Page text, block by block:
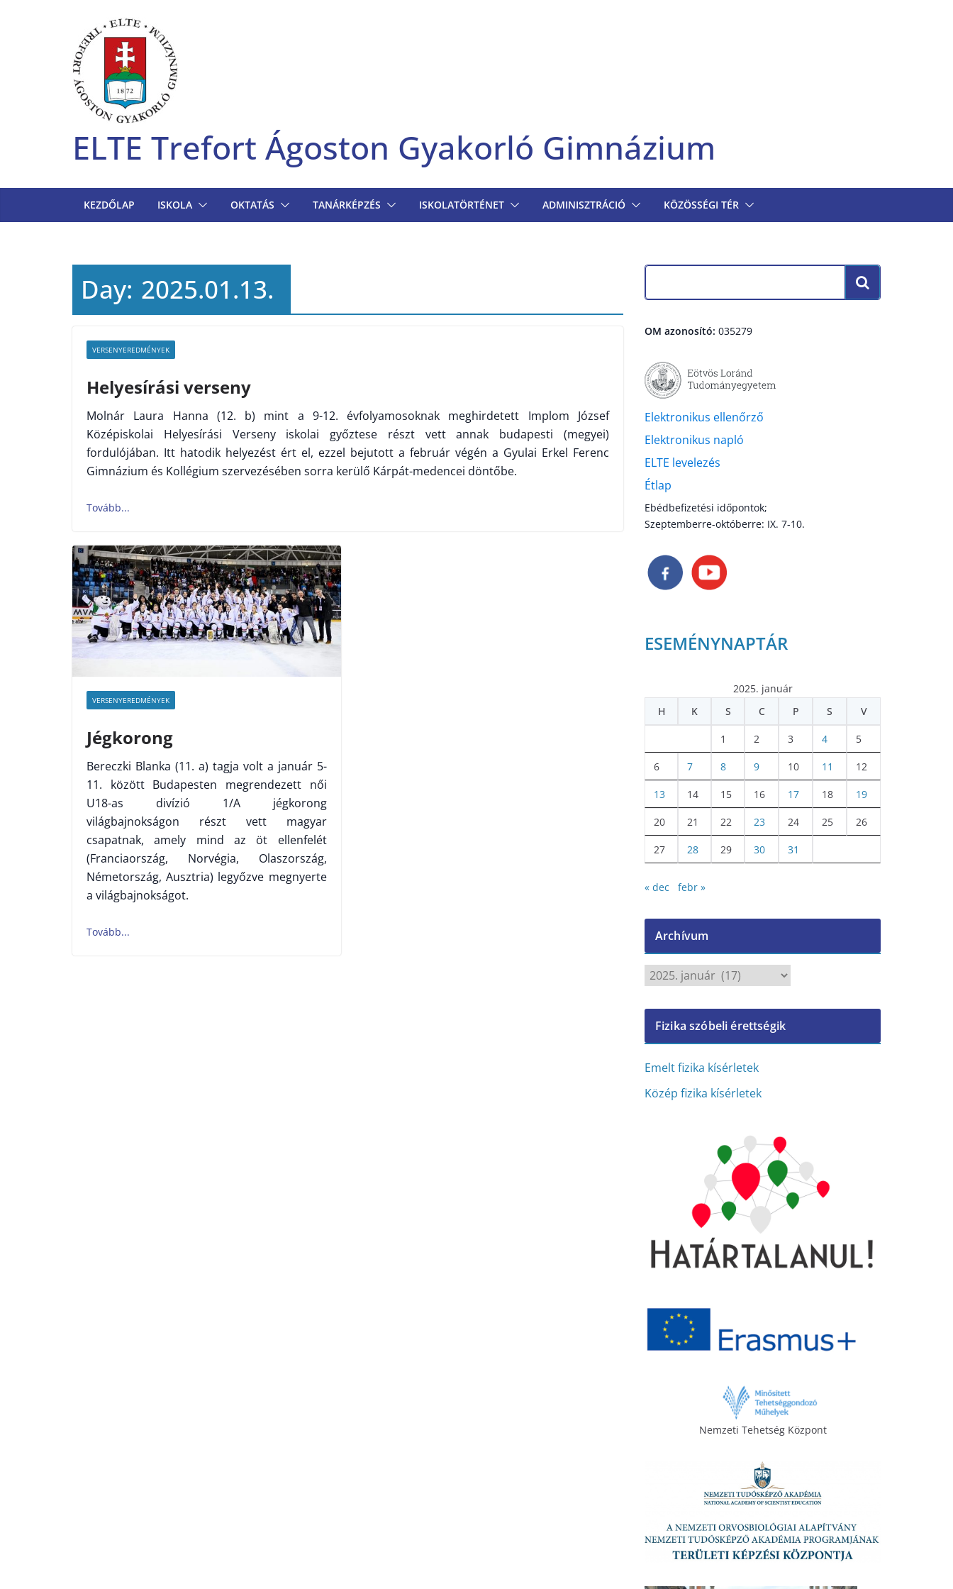
ELTE Trefort Ágoston Gyakorló Gimnázium
KEZDŐLAP ISKOLA OKTATÁS TANÁRKÉPZÉS ISKOLATÖRTÉNET ADMINISZTRÁCIÓ KÖZÖSSÉGI TÉR
Day: 2025.01.13.
VERSENYEREDMÉNYEK
Helyesírási verseny
Molnár Laura Hanna (12. b) mint a 9-12. évfolyamosoknak meghirdetett Implom József
Középiskolai Helyesírási Verseny iskolai győztese részt vett annak budapesti (megyei)
fordulójában. Itt hatodik helyezést ért el, ezzel bejutott a február végén a Gyulai Erkel Ferenc
Gimnázium és Kollégium szervezésében sorra kerülő Kárpát-medencei döntőbe.
VERSENYEREDMÉNYEK
Jégkorong
Bereczki Blanka (11. a) tagja volt a január 5-
11. között Budapesten megrendezett női
U18-as divízió 1/A jégkorong
világbajnokságon részt vett magyar
csapatnak, amely mind az öt ellenfelét
(Franciaország, Norvégia, Olaszország,
Németország, Ausztria) legyőzve megnyerte
a világbajnokságot.
OM azonosító: 035279
Elektronikus ellenőrző
Elektronikus napló
ELTE levelezés
Étlap
Ebédbefizetési időpontok;
Szeptemberre-októberre: IX. 7-10.
ESEMÉNYNAPTÁR
2025. január
H
K S C P S V
1 2 3 4 5
6 7 8 9 10 11 12
13 14 15 16 17 18 19
20 21 22 23 24 25 26
27 28 29 30 31
« dec febr »
Archívum
c
í
v
m
Fizika szóbeli érettségik
Emelt fizika kísérletek
Közép fizika kísérletek
Nemzeti Tehetség Központ